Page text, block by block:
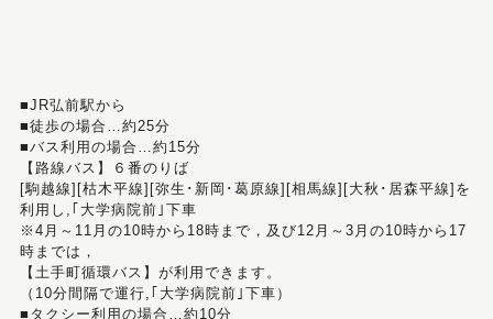
■JR弘前駅から
■徒歩の場合…約25分
■バス利用の場合…約15分
【路線バス】６番のりば
[駒越線][枯木平線][弥生･新岡･葛原線][相馬線][大秋･居森平線]を
利用し,｢大学病院前｣下車
※4月～11月の10時から18時まで，及び12月～3月の10時から17
時までは，
【土手町循環バス】が利用できます。
（10分間隔で運行,｢大学病院前｣下車）
■タクシー利用の場合…約10分